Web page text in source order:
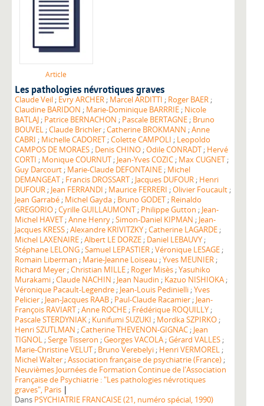
Article
Les pathologies névrotiques graves
Claude Veil ; Evry ARCHER ; Marcel ARDITTI ; Roger BAER ;
Claudine BARIDON ; Marie-Dominique BARRRIE ; Nicole
BATLAJ ; Patrice BERNACHON ; Pascale BERTAGNE ; Bruno
BOUVEL ;Claude Brichler ;Catherine BROKMANN ;Anne
CABRI ; Michelle CADORET ;Colette CAMPOLI ; Leopoldo
CAMPOS DE MORAES ; Denis CHINO ;Odile CONRADT ; Hervé
CORTI ; Monique COURNUT ; Jean-Yves COZIC ; Max CUGNET ;
Guy Darcourt ; Marie-Claude DEFONTAINE ; Michel
DEMANGEAT ; Francis DROSSART ; Jacques DUFOUR ; Henri
DUFOUR ; Jean FERRANDI ; Maurice FERRERI ;Olivier Foucault ;
Jean Garrabé ; Michel Gayda ; Bruno GODET ; Reinaldo
GREGORIO ;Cyrille GUILLAUMONT ; Philippe Gutton ; Jean-
Michel HAVET ;Anne Henry ;Simon-Daniel KIPMAN ; Jean-
Jacques KRESS ;Alexandre KRIVITZKY ;Catherine LAGARDE ;
Michel LAXENAIRE ;Albert LE DORZE ; Daniel LEBAUVY ;
Stéphane LELONG ;Samuel LEPASTIER ;Véronique LESAGE ;
Romain Liberman ; Marie-Jeanne Loiseau ;Yves MEUNIER ;
Richard Meyer ;Christian MILLE ; Roger Misès ;Yasuhiko
Murakami ;Claude NACHIN ; Jean Naudin ; Kazuo NISHIOKA ;
Véronique Pacault-Legendre ; Jean-Louis Pedinielli ;Yves
Pelicier ; Jean-Jacques RAAB ; Paul-Claude Racamier ; Jean-
François RAVIART ;Anne ROCHE ; Frédérique ROQUILLY ;
Pascale STERDYNIAK ; Kunifumi SUZUKI ; Mordka SZPIRKO ;
Henri SZUTLMAN ;Catherine THEVENON-GIGNAC ; Jean
TIGNOL ;Serge Tisseron ;Georges VACOLA ;Gérard VALLES ;
Marie-Christine VELUT ; Bruno Verebelyi ; Henri VERMOREL ;
Michel Walter ;Association française de psychiatrie (France) ;
Neuvièmes Journées de Formation Continue de l'Association
Française de Psychiatrie : "Les pathologies névrotiques
graves", Paris |
Dans PSYCHIATRIE FRANCAISE (21, numéro spécial, 1990)